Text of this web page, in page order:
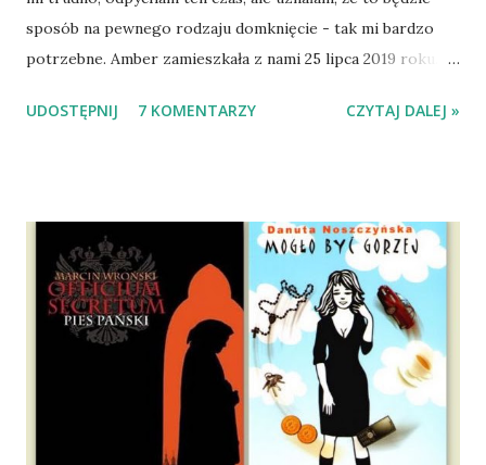
sposób na pewnego rodzaju domknięcie - tak mi bardzo
potrzebne. Amber zamieszkała z nami 25 lipca 2019 roku.
Mazowieckim, pojechaliśmy na wizytę zapoznawczą, a kilka
wspólnego życia przeczytacie TUTAJ i TUTAJ . Gdy już
nieco okrzepliśmy w codzienności z psem, a Amber - z
ludźmi i kotami, pojawił się pomysł na wspólny jesienny
wyjazd w Beskid Niski. Zanim to jednak się stało psica miała
atak padaczki, co spowodowało, że wyjazd odwołaliśmy,
wdrożyliśmy leczenie i od nowa zaczęliśmy oswajać z nami i
wspólnym życiem zdezorientowanego chorobą psa. Udało
się ustabilizować zawirowania zdrowotne i wówczas
UDOSTĘPNIJ 7 KOMENTARZY CZYTAJ DALEJ »